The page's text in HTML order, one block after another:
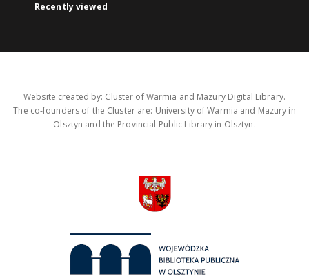
Recently viewed
Website created by: Cluster of Warmia and Mazury Digital Library.
The co-founders of the Cluster are: University of Warmia and Mazury in
Olsztyn and the Provincial Public Library in Olsztyn.